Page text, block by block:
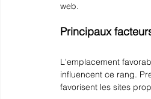
web.
Principaux
L'emplacement
influencent ce rang.
favorisent les sites